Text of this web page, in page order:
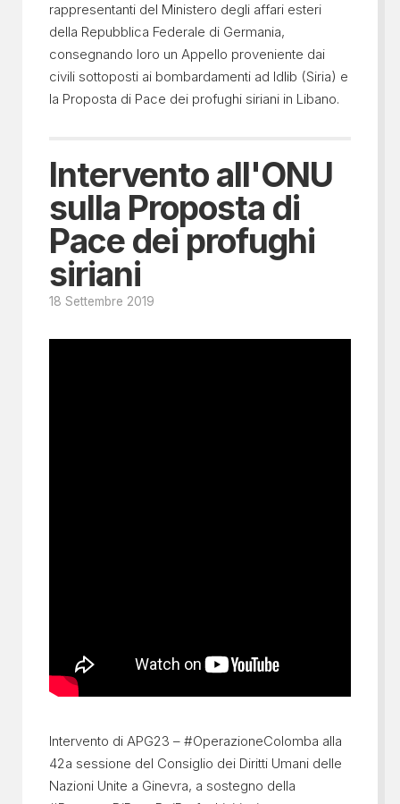
rappresentanti del Ministero degli affari esteri
della Repubblica Federale di Germania,
consegnando loro un Appello proveniente dai
civili sottoposti ai bombardamenti ad Idlib (Siria) e
la Proposta di Pace dei profughi siriani in Libano.
Intervento all'ONU
sulla Proposta di
Pace dei profughi
siriani
18 Settembre 2019
Intervento di APG23 – #OperazioneColomba alla
42a sessione del Consiglio dei Diritti Umani delle
Nazioni Unite a Ginevra, a sostegno della